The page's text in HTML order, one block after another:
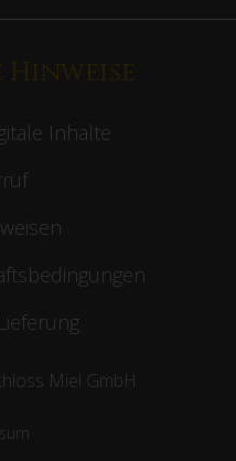
Inhalte
Miel GmbH